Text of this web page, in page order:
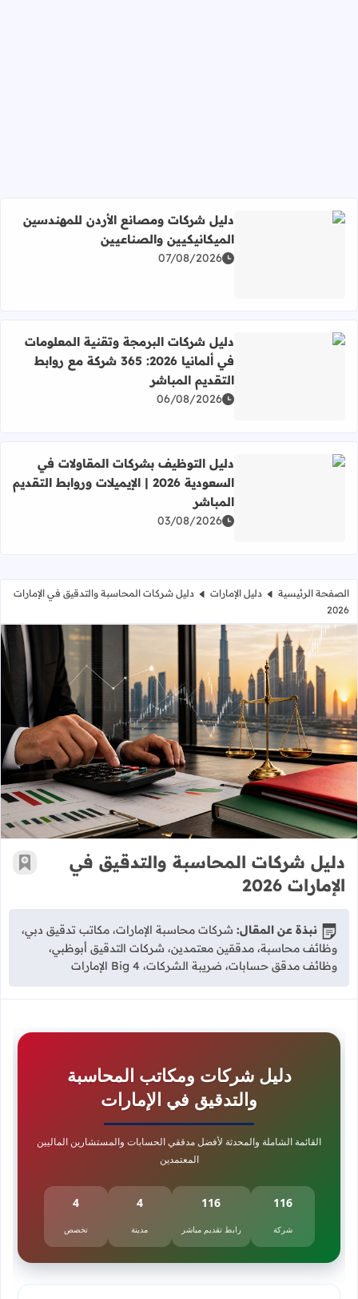
اقرأ المزيد عن دليل شركات ومصانع الأردن للمهندسين
دليل شركات ومصانع الأردن للمهندسين
الميكانيكيين والصناعيين
07/08/2026
اقرأ المزيد عن دليل شركات البرمجة وتقنية المعلومات في ألمانيا 2026: 365 شركة مع روابط التقديم
دليل شركات البرمجة وتقنية المعلومات
في ألمانيا 2026: 365 شركة مع روابط
التقديم المباشر
06/08/2026
اقرأ المزيد عن دليل التوظيف بشركات المقاولات في السعودية 2026 | الإيميلات وروابط التقديم
دليل التوظيف بشركات المقاولات في
السعودية 2026 | الإيميلات وروابط التقديم
المباشر
03/08/2026
الصفحة الرئيسية دليل الإمارات
دليل شركات المحاسبة والتدقيق في الإمارات
2026
دليل شركات المحاسبة والتدقيق في
دليل شركات المحاسبة والتدقيق في
الإمارات 2026
أضف
نبذة عن المقال: شركات محاسبة الإمارات، مكاتب تدقيق دبي،
وظائف محاسبة، مدققين معتمدين، شركات التدقيق أبوظبي،
وظائف مدقق حسابات، ضريبة الشركات، Big 4 الإمارات
دليل شركات ومكاتب المحاسبة
والتدقيق في الإمارات
القائمة الشاملة والمحدثة لأفضل مدققي الحسابات والمستشارين الماليين
المعتمدين
116
شركة
116
رابط تقديم مباشر
4
مدينة
4
تخصص